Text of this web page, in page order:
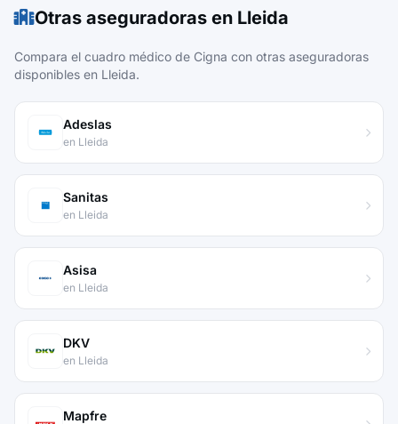
Otras aseguradoras en Lleida
Compara el cuadro médico de Cigna con otras aseguradoras
disponibles en Lleida.
Adeslas
en Lleida
Sanitas
en Lleida
Asisa
en Lleida
DKV
en Lleida
Mapfre